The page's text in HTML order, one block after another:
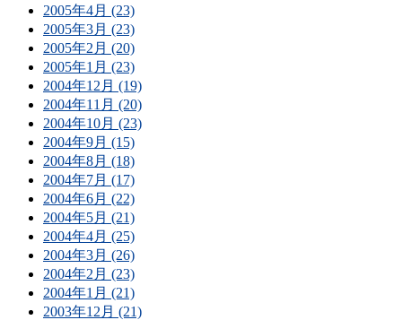
2005年4月 (23)
2005年3月 (23)
2005年2月 (20)
2005年1月 (23)
2004年12月 (19)
2004年11月 (20)
2004年10月 (23)
2004年9月 (15)
2004年8月 (18)
2004年7月 (17)
2004年6月 (22)
2004年5月 (21)
2004年4月 (25)
2004年3月 (26)
2004年2月 (23)
2004年1月 (21)
2003年12月 (21)